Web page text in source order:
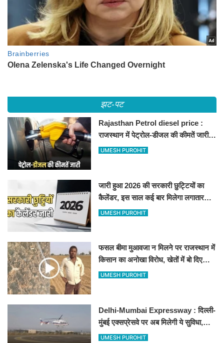
झट-पट
Rajasthan Petrol diesel price :
राजस्थान में पेट्रोल-डीजल की कीमतें जारी,
जानिए बीकानेर समेत पुरे प्रदेश में नए रेट
UMESH PUROHIT
जारी हुआ 2026 की सरकारी छुट्टियों का
कैलेंडर, इस साल कई बार मिलेगा लगातार
अवकाश, देखें
UMESH PUROHIT
फसल बीमा मुआवजा न मिलने पर राजस्थान में
किसान का अनोखा विरोध, खेतों में बो दिए
500-500 रुपए के नोट, वीडियो वायरल
UMESH PUROHIT
Delhi-Mumbai Expressway : दिल्ली-
मुंबई एक्सप्रेसवे पर अब मिलेगी ये सुविधा,
हेलीकॉप्टर सर्विस से तुरंत घायल पहुंचेगा
UMESH PUROHIT